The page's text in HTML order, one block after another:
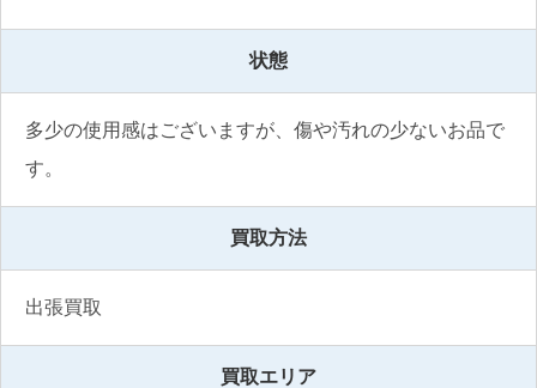
状態
多少の使用感はございますが、傷や汚れの少ないお品で
す。
買取方法
出張買取
買取エリア